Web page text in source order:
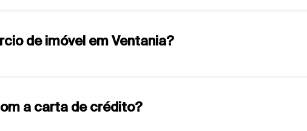
de imóvel em Ventania?
a carta de crédito?